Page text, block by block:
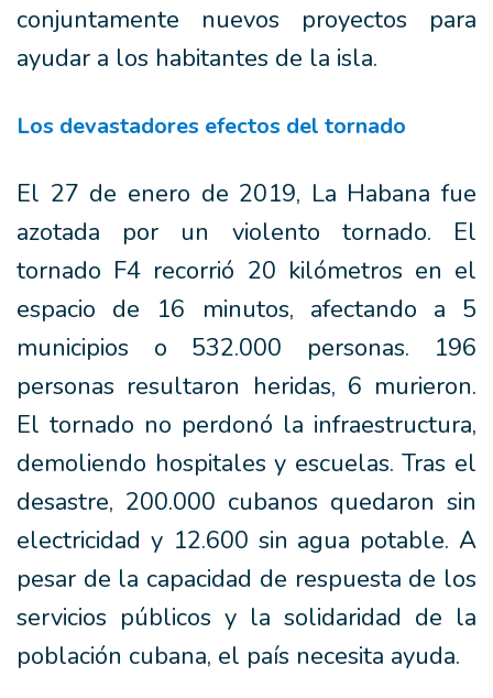
conjuntamente nuevos proyectos para
ayudar a los habitantes de la isla.
Los devastadores efectos del tornado
El 27 de enero de 2019, La Habana fue
azotada por un violento tornado. El
tornado F4 recorrió 20 kilómetros en el
espacio de 16 minutos, afectando a 5
municipios o 532.000 personas. 196
personas resultaron heridas, 6 murieron.
El tornado no perdonó la infraestructura,
demoliendo hospitales y escuelas. Tras el
desastre, 200.000 cubanos quedaron sin
electricidad y 12.600 sin agua potable. A
pesar de la capacidad de respuesta de los
servicios públicos y la solidaridad de la
población cubana, el país necesita ayuda.